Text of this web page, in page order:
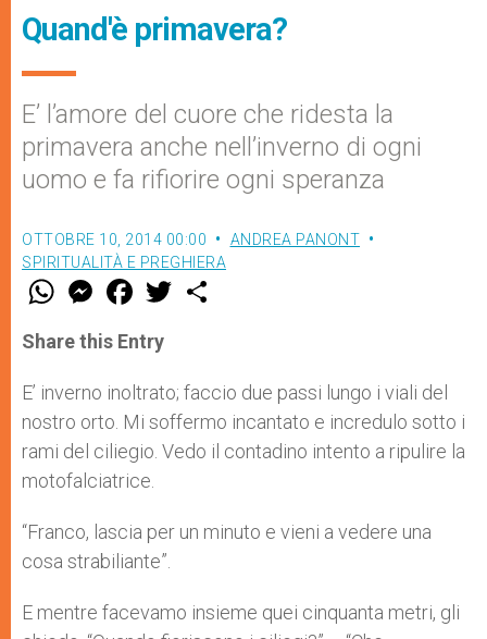
Quand'è primavera?
E’ l’amore del cuore che ridesta la
primavera anche nell’inverno di ogni
uomo e fa rifiorire ogni speranza
OTTOBRE 10, 2014 00:00
ANDREA PANONT
SPIRITUALITÀ E PREGHIERA
W
t
s
p
p
M
e
s
e
g
e
r
F
a
e
b
o
k
w
r
Share this Entry
E’ inverno inoltrato; faccio due passi lungo i viali del
nostro orto. Mi soffermo incantato e incredulo sotto i
rami del ciliegio. Vedo il contadino intento a ripulire la
motofalciatrice.
“Franco, lascia per un minuto e vieni a vedere una
cosa strabiliante”.
E mentre facevamo insieme quei cinquanta metri, gli